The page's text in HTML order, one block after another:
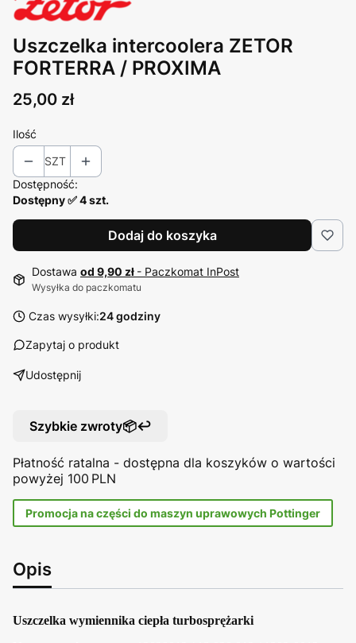
Uszczelka intercoolera ZETOR
FORTERRA / PROXIMA
Cena
25,00 zł
Ilość
SZT
Dostępność:
Dostępny ✅ 4 szt.
Dodaj do koszyka
Dostawa od 9,90 zł - Paczkomat InPost
Wysyłka do paczkomatu
Czas wysyłki:24 godziny
Zapytaj o produkt
Udostępnij
Szybkie zwroty📦↩️
Płatność ratalna - dostępna dla koszyków o wartości
powyżej 100 PLN
Promocja na części do maszyn uprawowych Pottinger
Opis
Uszczelka wymiennika ciepła turbosprężarki